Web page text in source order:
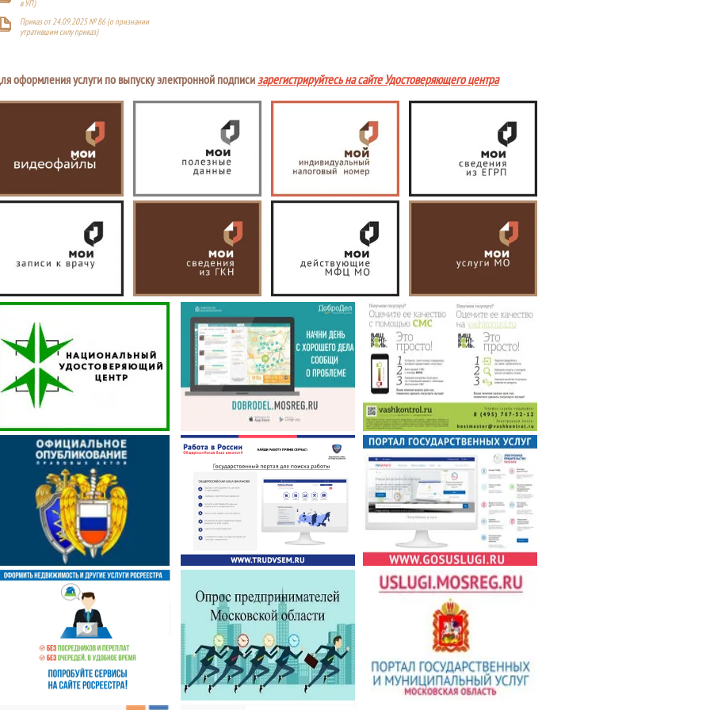
в УП)
Приказ от 24.09.2025 № 86 (о признании
утратившим силу приказ)
оформления услуги по выпуску электронной подписизарегистрируйтесь на сайте Удостоверяющего центра